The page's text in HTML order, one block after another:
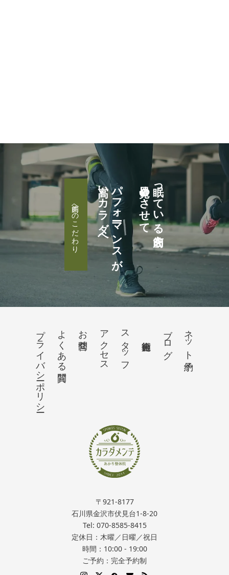
眠っている筋肉を
目覚めさせて
パフォーマンスが
高いカラダへ
筋肉へのこだわり
ネット予約
ブログ
スタッフ
アクセス
お問合せ
よくある質問
プライバシーポリシー
〒921-8177
石川県金沢市伏見台1-8-20
Tel: 070-8585-8415
定休日：木曜／日曜／祝日
時間：10:00 - 19:00
ご予約：完全予約制